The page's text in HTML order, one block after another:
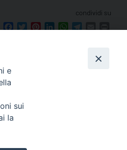
condividi su
FacebookTwitterPinterestLinkedInWhatsApp
e
sui
la